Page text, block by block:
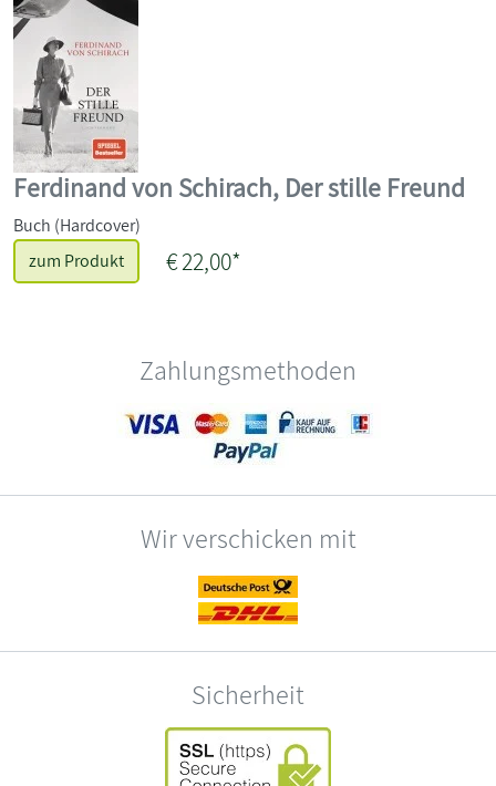
Ferdinand von Schirach, Der stille Freund
Buch (Hardcover)
zum Produkt
€ 22,00*
Zahlungsmethoden
Wir verschicken mit
Sicherheit